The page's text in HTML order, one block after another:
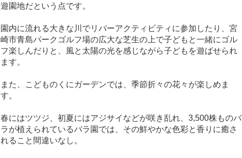
遊園地だという点です。
園内に流れる大きな川でリバーアクティビティに参加したり、宮
崎市青島パークゴルフ場の広大な芝生の上で子どもと一緒にゴル
フ楽しんだりと、風と太陽の光を感じながら子どもを遊ばせられ
ます。
また、こどものくにガーデンでは、季節折々の花々が楽しめま
す。
春にはツツジ、初夏にはアジサイなどが咲き乱れ、 3,500株ものバ
ラが植えられているバラ園では、その鮮やかな色彩と香りに癒さ
れること間違いなし。